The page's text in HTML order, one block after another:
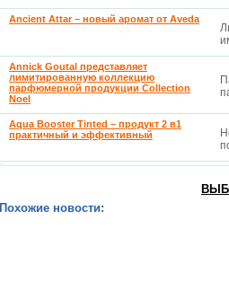
Ancient Attar – новый аромат от Aveda
Annick Goutal представляет
лимитированную коллекцию
парфюмерной продукции Collection
Noel
Aqua Booster Tinted – продукт 2 в1
практичный и эффективный
Похожие новости: